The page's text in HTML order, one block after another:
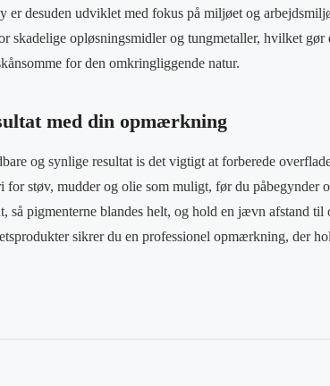
er desuden udviklet med fokus på miljøet og
skadelige opløsningsmidler og tungmetaller, hvilket gør
for den omkringliggende natur.
med din opmærkning
og synlige resultat is det vigtigt at forberede
for støv, mudder og olie som muligt, før du påbegynder
så pigmenterne blandes helt, og hold en jævn afstand
sikrer du en professionel opmærkning, der